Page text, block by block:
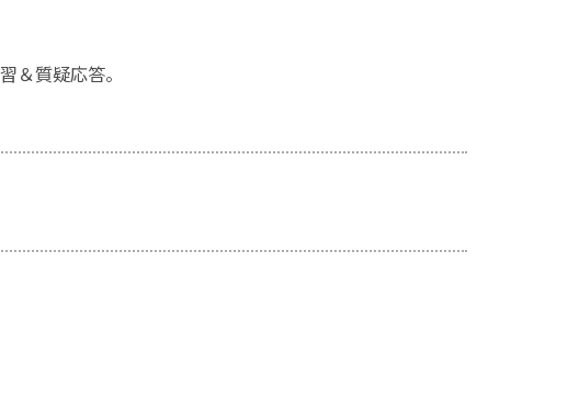
＆質疑応答。